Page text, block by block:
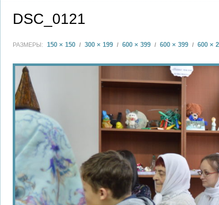
DSC_0121
РАЗМЕРЫ: 150 × 150 / 300 × 199 / 600 × 399 / 600 × 399 / 600 ×